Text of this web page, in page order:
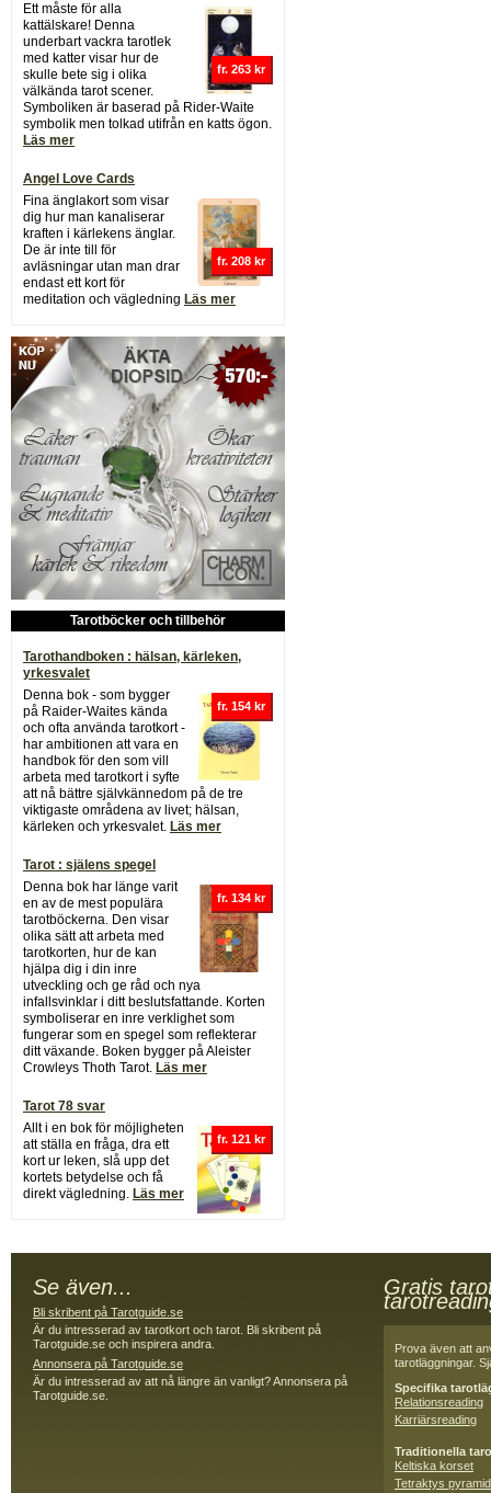
fr. 263 kr
Ett måste för alla
kattälskare! Denna
underbart vackra tarotlek
med katter visar hur de
skulle bete sig i olika
välkända tarot scener.
Symboliken är baserad på Rider-Waite
symbolik men tolkad utifrån en katts ögon.
Läs mer
Angel Love Cards
fr. 208 kr
Fina änglakort som visar
dig hur man kanaliserar
kraften i kärlekens änglar.
De är inte till för
avläsningar utan man drar
endast ett kort för
meditation och vägledning Läs mer
Tarotböcker och tillbehör
Tarothandboken : hälsan, kärleken,
yrkesvalet
fr. 154 kr
Denna bok - som bygger
på Raider-Waites kända
och ofta använda tarotkort -
har ambitionen att vara en
handbok för den som vill
arbeta med tarotkort i syfte
att nå bättre självkännedom på de tre
viktigaste områdena av livet; hälsan,
kärleken och yrkesvalet. Läs mer
Tarot : själens spegel
fr. 134 kr
Denna bok har länge varit
en av de mest populära
tarotböckerna. Den visar
olika sätt att arbeta med
tarotkorten, hur de kan
hjälpa dig i din inre
utveckling och ge råd och nya
infallsvinklar i ditt beslutsfattande. Korten
symboliserar en inre verklighet som
fungerar som en spegel som reflekterar
ditt växande. Boken bygger på Aleister
Crowleys Thoth Tarot. Läs mer
Tarot 78 svar
fr. 121 kr
Allt i en bok för möjligheten
att ställa en fråga, dra ett
kort ur leken, slå upp det
kortets betydelse och få
direkt vägledning. Läs mer
Se även...
Bli skribent på Tarotguide.se
Är du intresserad av tarotkort och tarot. Bli skribent på
Tarotguide.se och inspirera andra.
Annonsera på Tarotguide.se
Är du intresserad av att nå längre än vanligt? Annonsera på
Tarotguide.se.
Gratis
Prova även att
tarotläggningar.
Specifika
Relationsreading
Karriärsreading
Traditionella
Keltiska korset
Tetraktys pyramid